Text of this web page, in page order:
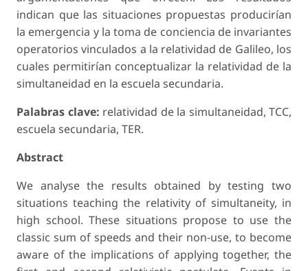
indican que las situaciones propuestas producirían
la emergencia y la toma de conciencia de invariantes
operatorios vinculados a la relatividad de Gali­leo, los
cuales permitirían conceptualizar la relatividad de la
simultaneidad en la escuela secundaria.
Palabras clave: relatividad de la simultaneidad, TCC,
escuela secundaria, TER.
Abstract
We analyse the results obtained by testing two
situations teaching the relativity of si­multaneity, in
high school. These situations propose to use the
classic sum of speeds and their non-use, to become
aware of the implications of applying together, the